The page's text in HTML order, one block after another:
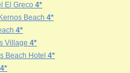
El Greco 4*
Beach 4*
4*
Village 4*
Beach Hotel 4*
4*